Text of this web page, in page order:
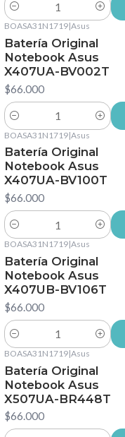
Cantidad
BOASA31N1719|Asus
Batería Original
Notebook Asus
X407UA-BV002T
$66.000
Cantidad
BOASA31N1719|Asus
Batería Original
Notebook Asus
X407UA-BV100T
$66.000
Cantidad
BOASA31N1719|Asus
Batería Original
Notebook Asus
X407UB-BV106T
$66.000
Cantidad
BOASA31N1719|Asus
Batería Original
Notebook Asus
X507UA-BR448T
$66.000